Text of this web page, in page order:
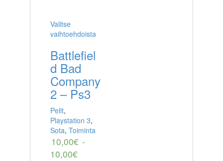
Valitse
vaihtoehdoista
Battlefiel
d Bad
Company
2 – Ps3
Pelit,
Playstation 3,
Sota, Toiminta
10,00€ -
10,00€